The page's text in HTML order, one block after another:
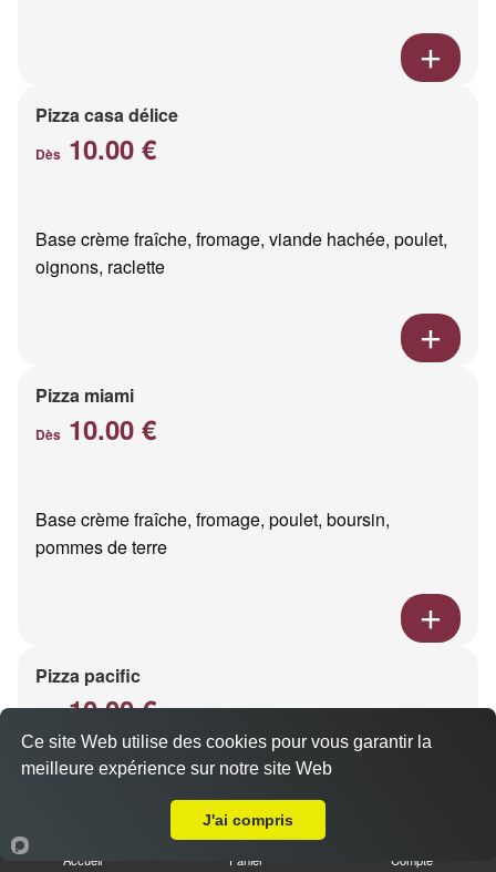
Pizza casa délice
Dès 10.00 €
Base crème fraîche, fromage, viande hachée, poulet,
oignons, raclette
Pizza miami
Dès 10.00 €
Base crème fraîche, fromage, poulet, boursin,
pommes de terre
Pizza pacific
Dès10.00 €
Base crème fraîche, fromage, saumon fumé
Accueil Panier Compte
Ce site Web utilise des cookies pour vous garantir la
meilleure expérience sur notre site Web
J'ai compris